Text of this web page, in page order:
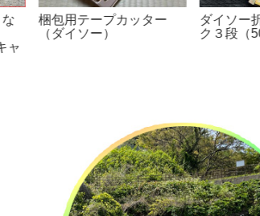
洗濯機横に洗剤をマグネ
ット収納（セリア・ダイ
ソーDIY）
バカ売れ中のダ
「ゴミ袋ホルダ